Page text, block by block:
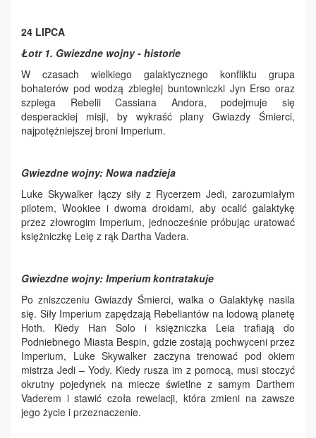
24 LIPCA
Łotr 1. Gwiezdne wojny - historie
W czasach wielkiego galaktycznego konfliktu grupa
bohaterów pod wodzą zbiegłej buntowniczki Jyn Erso oraz
szpiega Rebelii Cassiana Andora, podejmuje się
desperackiej misji, by wykraść plany Gwiazdy Śmierci,
najpotężniejszej broni Imperium.
Gwiezdne wojny: Nowa nadzieja
Luke Skywalker łączy siły z Rycerzem Jedi, zarozumiałym
pilotem, Wookiee i dwoma droidami, aby ocalić galaktykę
przez złowrogim Imperium, jednocześnie próbując uratować
księżniczkę Leię z rąk Dartha Vadera.
Gwiezdne wojny: Imperium kontratakuje
Po zniszczeniu Gwiazdy Śmierci, walka o Galaktykę nasila
się. Siły Imperium zapędzają Rebeliantów na lodową planetę
Hoth. Kiedy Han Solo i księżniczka Leia trafiają do
Podniebnego Miasta Bespin, gdzie zostają pochwyceni przez
Imperium, Luke Skywalker zaczyna trenować pod okiem
mistrza Jedi – Yody. Kiedy rusza im z pomocą, musi stoczyć
okrutny pojedynek na miecze świetlne z samym Darthem
Vaderem i stawić czoła rewelacji, która zmieni na zawsze
jego życie i przeznaczenie.